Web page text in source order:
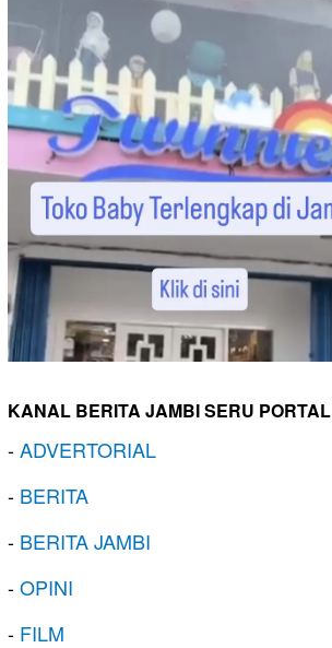
KANAL BERITA JAMBI SERU PORTAL
-ADVERTORIAL
- BERITA
- BERITA JAMBI
-OPINI
- FILM